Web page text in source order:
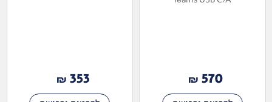
570
₪
353
₪